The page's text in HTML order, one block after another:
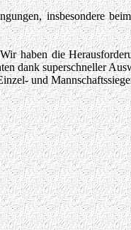
insbesondere
haben die
dank superschneller
und